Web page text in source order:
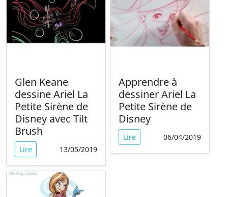
Glen Keane
dessine Ariel La
Petite Sirène de
Disney avec Tilt
Brush
Lire 13/05/2019
Apprendre à
dessiner Ariel La
Petite Sirène de
Disney
Lire 06/04/2019